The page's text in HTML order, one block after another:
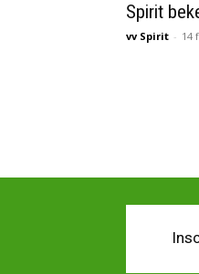
Spirit
vv Spirit - 14